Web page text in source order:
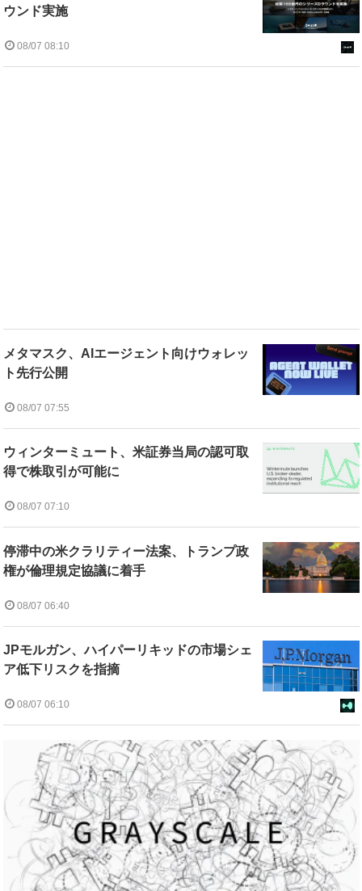
ウンド実施
08/07 08:10
メタマスク、AIエージェント向けウォレッ
ト先行公開
08/07 07:55
ウィンターミュート、米証券当局の認可取
得で株取引が可能に
08/07 07:10
停滞中の米クラリティー法案、トランプ政
権が倫理規定協議に着手
08/07 06:40
JPモルガン、ハイパーリキッドの市場シェ
ア低下リスクを指摘
08/07 06:10